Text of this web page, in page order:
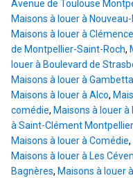
Avenue de Toulouse
Maisons à louer à
Maisons à louer à
de Montpellier-Saint-Roch,
louer à Boulevard de
Maisons à louer à
Maisons à louer à Alco,
comédie, Maisons à louer
à Saint-Clément Montpellier
Maisons à louer à Comédie,
Maisons à louer à Les
Bagnères, Maisons à louer